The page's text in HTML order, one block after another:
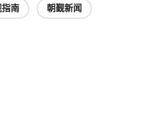
南 朝觐新闻